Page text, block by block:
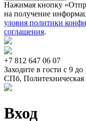
Нажимая кнопку
на получение
уловия политики
соглашения.
+7 812 647 06 07
Заходите в гости c 9 до
СПб, Политехническая
Вход